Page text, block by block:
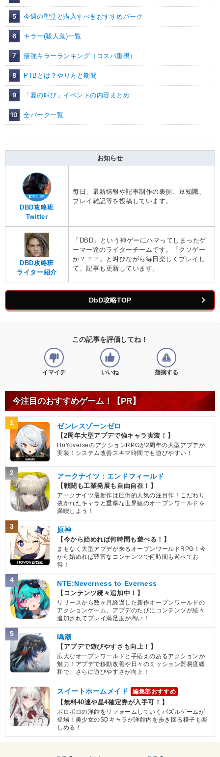
5 今週の聖堂と購入すべきおすすめパーク
6 キラー(殺人鬼)一覧
7 最強キラーランキング（コスパ重視）
8 PTBとは？やり方と期間
9 「夏の叫び」イベントの内容まとめ
10 全パーク一覧
お知らせ
DBD攻略班
Twitter
毎日、最新情報や記事制作の裏側、豆知識、
プレイ雑記等を投稿しています。
DBD攻略班
ライター紹介
「DBD」という神ゲーにハマってしまったゲ
ーマー達のライターチームです。「クソゲー
か？？？」と叫びながら毎日楽しくプレイし
て、記事も更新しています。
DbD攻略TOP
この記事を評価してね！
イマイチ いいね 指摘する
今注目のおすすめゲーム！【PR】
1 ゼンレスゾーンゼロ
【2周年大型アプデで強キャラ実装！】
HoYoverseのアクションRPGが2周年の大型アプデが
実装！システム改善スキマ時間でも遊びやすい！
2 アークナイツ：エンドフィールド
【戦闘も工業発展も自由自在！】
アークナイツ最新作は圧倒的人気の注目作！こだわり
抜かれたキャラと重厚な世界観のオープンワールドを
満喫しよう！
3 原神
【今から始めれば何時間も遊べる！】
まもなく大型アプデが来るオープンワールドRPG！今
から始めれば豊富なコンテンツで何時間も遊べてお
得！
4 NTE:Neverness to Everness
【コンテンツ続々追加中！】
リリースから数ヶ月経過した新作オープンワールドの
アクションゲーム。アプデのたびにコンテンツが続々
追加されてプレイ満足度が高い！
5 鳴潮
【アプデで遊びやすさも向上！】
広大なオープンワールドと手応えのあるアクションが
魅力！アプデで移動改善や日々のミッション難易度緩
和で、さらに遊びやすさが向上！
スイートホームメイド 編集部おすすめ
【無料40連や星4確定券が入手可！】
ボロボロの洋館をリフォームしていくパズルゲームが
登場！美少女のSDキャラが洋館内を歩き回る様子も楽
しめる！